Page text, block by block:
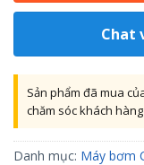
Chat
Sản phẩm đã mua
chăm sóc khách hàng
Danh mục: Máy bơm